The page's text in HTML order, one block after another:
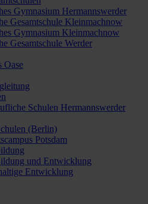
Gymnasium Hermannswerder
Gesamtschule Kleinmachnow
Gymnasium Kleinmachnow
Gesamtschule Werder
Oase
Schulen Hermannswerder
(Berlin)
Potsdam
und Entwicklung
Entwicklung